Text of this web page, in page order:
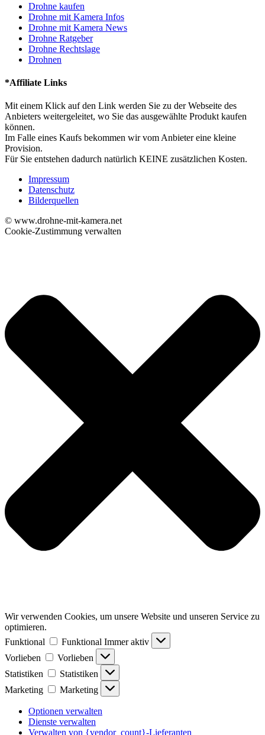
Drohne kaufen
Drohne mit Kamera Infos
Drohne mit Kamera News
Drohne Ratgeber
Drohne Rechtslage
Drohnen
*Affiliate Links
Mit einem Klick auf den Link werden Sie zu der Webseite des
Anbieters weitergeleitet, wo Sie das ausgewählte Produkt kaufen
können.
Im Falle eines Kaufs bekommen wir vom Anbieter eine kleine
Provision.
Für Sie entstehen dadurch natürlich KEINE zusätzlichen Kosten.
Impressum
Datenschutz
Bilderquellen
© www.drohne-mit-kamera.net
Cookie-Zustimmung verwalten
Wir verwenden Cookies, um unsere Website und unseren Service zu
optimieren.
Funktional
Funktional Immer aktiv
Vorlieben
Vorlieben
Statistiken
Statistiken
Marketing
Marketing
Optionen verwalten
Dienste verwalten
Verwalten von {vendor_count}-Lieferanten